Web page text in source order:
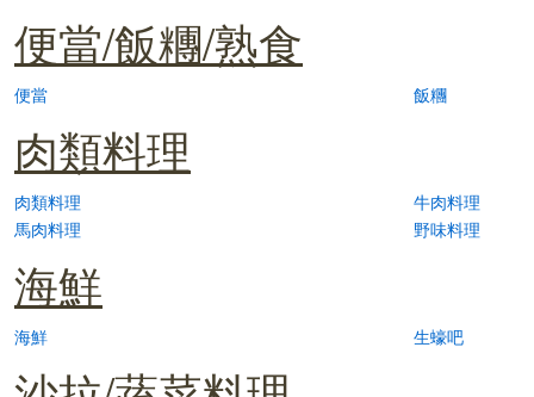
便當/飯糰/熟食
便當 飯糰
肉類料理
肉類料理
牛肉料理
馬肉料理
野味料理
海鮮
海鮮 生蠔吧